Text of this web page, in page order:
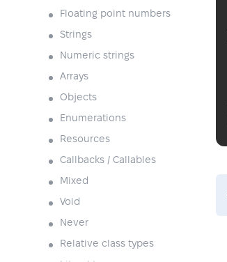
Floating point numbers
Strings
Numeric strings
Arrays
Objects
Enumerations
Resources
Callbacks / Callables
Mixed
Void
Never
Relative class types